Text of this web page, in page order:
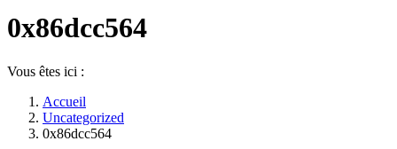
0x86dcc564
Vous êtes ici :
Accueil
Uncategorized
0x86dcc564